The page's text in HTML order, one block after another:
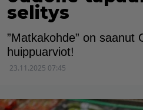
selitys
”Matkakohde” on saanut
huippuarviot!
23.11.2025 07:45